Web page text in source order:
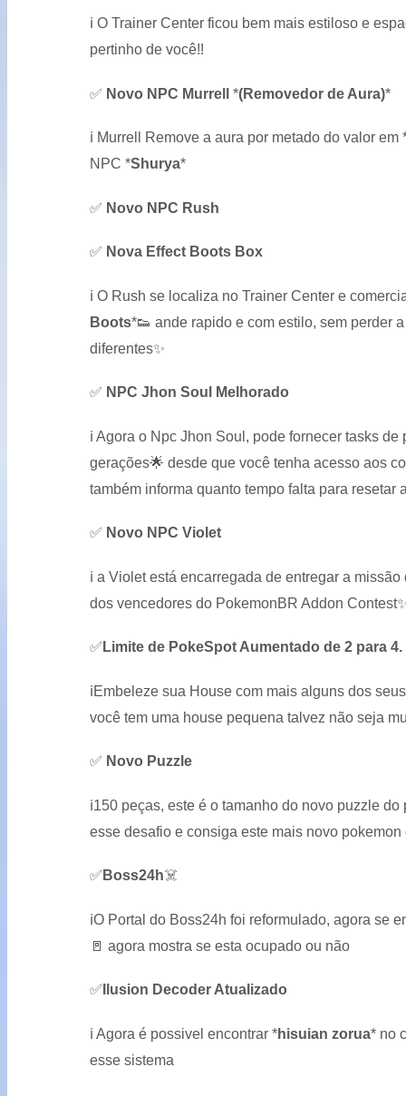
ℹ️ O Trainer Center ficou bem mais estiloso e
pertinho de você!!
✅ Novo NPC Murrell *(Removedor de Aura)*
ℹ️ Murrell Remove a aura por metado do valor em
NPC *Shurya*
✅ Novo NPC Rush
✅ Nova Effect Boots Box
ℹ️ O Rush se localiza no Trainer Center e
Boots*👟 ande rapido e com estilo, sem perder
diferentes✨
✅ NPC Jhon Soul Melhorado
ℹ️ Agora o Npc Jhon Soul, pode fornecer tasks de
gerações🌟 desde que você tenha acesso aos
também informa quanto tempo falta para resetar
✅ Novo NPC Violet
ℹ️ a Violet está encarregada de entregar a
dos vencedores do PokemonBR Addon Contest
✅ Limite de PokeSpot Aumentado de 2 para 4.
ℹ️Embeleze sua House com mais alguns dos
você tem uma house pequena talvez não seja
✅ Novo Puzzle
ℹ️150 peças, este é o tamanho do novo puzzle
esse desafio e consiga este mais novo
✅ Boss24h☠️
ℹ️O Portal do Boss24h foi reformulado, agora se
🚪 agora mostra se esta ocupado ou não
✅ Ilusion Decoder Atualizado
ℹ️ Agora é possivel encontrar *hisuian zorua* no
esse sistema